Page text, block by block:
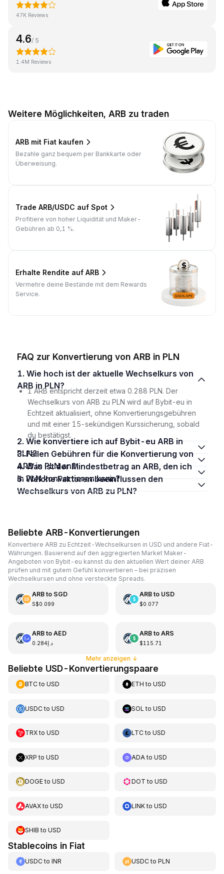
47K Reviews
4.6/ 5
1.4M Reviews
Weitere Möglichkeiten, ARB zu traden
ARB mit Fiat kaufen
Bezahle ganz bequem per Bankkarte oder
Überweisung.
Trade ARB/USDC auf Spot
Profitiere von hoher Liquidität und Maker-
Gebühren ab 0,1 %.
Erhalte Rendite auf ARB
Vermehre deine Bestände mit dem Rewards
Service.
FAQ zur Konvertierung von ARB in PLN
1. Wie hoch ist der aktuelle Wechselkurs von
ARB in PLN?
1 ARB entspricht derzeit etwa 0.288 PLN. Der
Wechselkurs von ARB zu PLN wird auf Bybit-eu in
Echtzeit aktualisiert, ohne Konvertierungsgebühren
und mit einer 15-sekündigen Kurssicherung, sobald
du bestätigst.
2. Wie konvertiere ich auf Bybit-eu ARB in
PLN?
3. Fallen Gebühren für die Konvertierung von
ARB in PLN an?
4. Was ist der Mindestbetrag an ARB, den ich
in PLN konvertieren kann?
5. Welche Faktoren beeinflussen den
Wechselkurs von ARB zu PLN?
Beliebte ARB-Konvertierungen
Konvertiere ARB zu Echtzeit-Wechselkursen in USD und andere Fiat-
Währungen. Basierend auf den aggregierten Market Maker-
Angeboten von Bybit-eu kannst du den aktuellen Wert deiner ARB
prüfen und mit gutem Gefühl konvertieren – bei präzisen
Wechselkursen und ohne versteckte Spreads.
ARBto SGD
S$0.099
ARBto USD
$0.077
ARBto AED
د.إ0.284
ARBto ARS
$115.71
Mehr anzeigen ↓
Beliebte USD-Konvertierungspaare
BTCto USD ETH toUSD
USDCto USD SOL toUSD
TRXto USD LTCtoUSD
XRP to USD ADA toUSD
DOGEto USD DOT toUSD
AVAXto USD LINKtoUSD
SHIB to USD
Stablecoins in Fiat
USDCto INR USDCtoPLN